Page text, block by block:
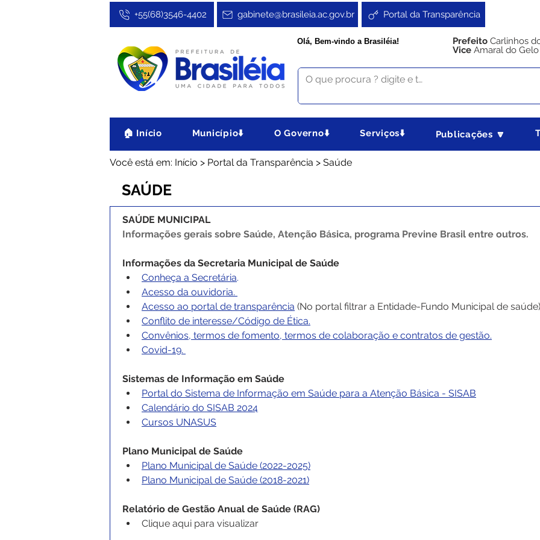
Portal da Transparência
gabinete@brasileia.ac.gov.br
+55(68)3546-4402
Olá, Bem-vindo a Brasiléia! Prefeito Carlinhos
Vice Amaral do Gelo
🏠 Início Município⬇️ O Governo⬇️ Serviços⬇️ Publicações 🔽
Você está em: Início > Portal da Transparência > Saúde
SAÚDE
SAÚDE MUNICIPAL
Informações gerais sobre Saúde, Atenção Básica, programa Previne Brasil entre outros.
Informações da Secretaria Municipal de Saúde
Conheça a Secretária.
Acesso da ouvidoria.
Acesso ao portal de transparência (No portal filtrar a Entidade-Fundo Municipal de
Conflito de interesse/Código de Ética.
Convênios, termos de fomento, termos de colaboração e contratos de gestão.
Covid-19.
Sistemas de Informação em Saúde
Portal do Sistema de Informação em Saúde para a Atenção Básica - SISAB
Calendário do SISAB 2024
Cursos UNASUS
Plano Municipal de Saúde
Plano Municipal de Saúde (2022-2025)
Plano Municipal de Saúde (2018-2021)
Relatório de Gestão Anual de Saúde (RAG)
Clique aqui para visualizar